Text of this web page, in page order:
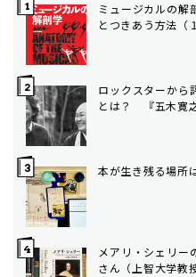
ミュージカルの解
とつきあう方法（１
ロックスターから
とは？ 『五木寛
本が生き残る場所
メアリ・シェリ
さん（上智大学教授